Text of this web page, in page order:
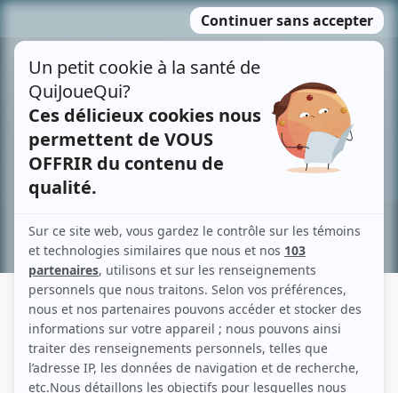
MENU
contenu
Recherche avancée »
LE PRINCE CHARMANT N'EXISTE
PAS
Description sommaire de l'histoire